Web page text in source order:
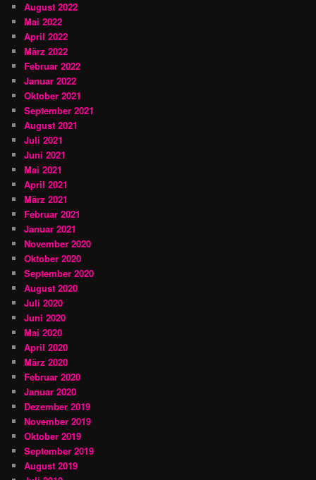
August 2022
Mai 2022
April 2022
März 2022
Februar 2022
Januar 2022
Oktober 2021
September 2021
August 2021
Juli 2021
Juni 2021
Mai 2021
April 2021
März 2021
Februar 2021
Januar 2021
November 2020
Oktober 2020
September 2020
August 2020
Juli 2020
Juni 2020
Mai 2020
April 2020
März 2020
Februar 2020
Januar 2020
Dezember 2019
November 2019
Oktober 2019
September 2019
August 2019